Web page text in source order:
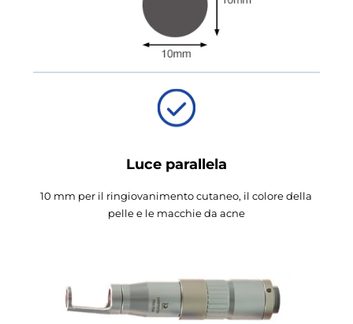
Luce parallela
10 mm per il ringiovanimento cutaneo, il colore della
pelle e le macchie da acne